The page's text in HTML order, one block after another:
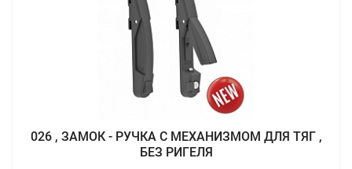
026 , ЗАМОК - РУЧКА С МЕХАНИЗМОМ ДЛЯ ТЯГ ,
БЕЗ РИГЕЛЯ